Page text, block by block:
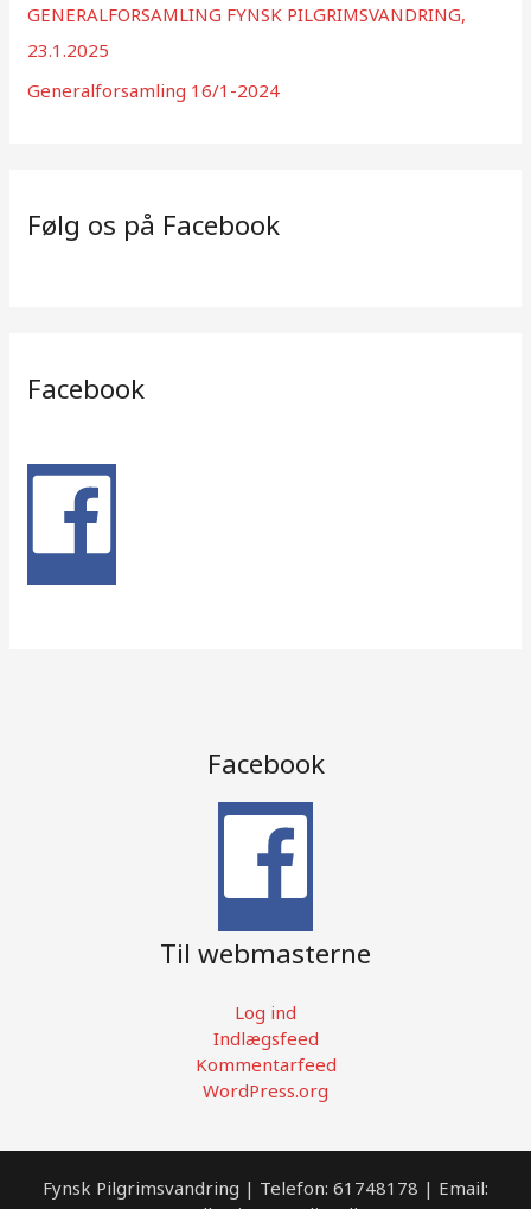
GENERALFORSAMLING FYNSK PILGRIMSVANDRING,
23.1.2025
Generalforsamling 16/1-2024
Følg os på Facebook
Facebook
Facebook
Til webmasterne
Log ind
Indlægsfeed
Kommentarfeed
WordPress.org
Fynsk Pilgrimsvandring | Telefon: 61748178 | Email: